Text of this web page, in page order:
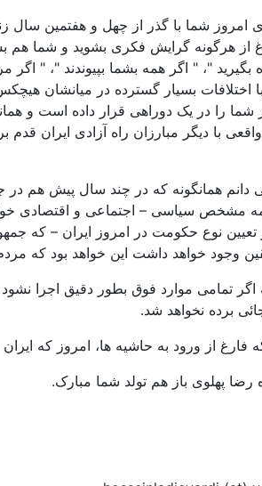
امروز شما با گذر از چهل و هفتمین سال
از هرگونه گرایش فکری بشوید و شما هم
بگیرید "، " اگر همه بشما بپیوندند "،
اختلافات بسیار گسترده در میانشان
را در یک دوراهی قرار داده است و
با دیگر مبارزان راه آزادی ایران
دانم همانگونه که در چند سال پیش هم
مشخص سیاسی – اجتماعی و اقتصادی
تعیین نوع حکومت در امروز ایران – که
وجود خواهد داشت این خواهد بود که
تمامی موارد فوق بطور دقیق اجرا نشود
برده نخواهد شد.
از ورود به حاشیه ها، امروز که
رضا پهلوی باز هم تولد شما مبارک.